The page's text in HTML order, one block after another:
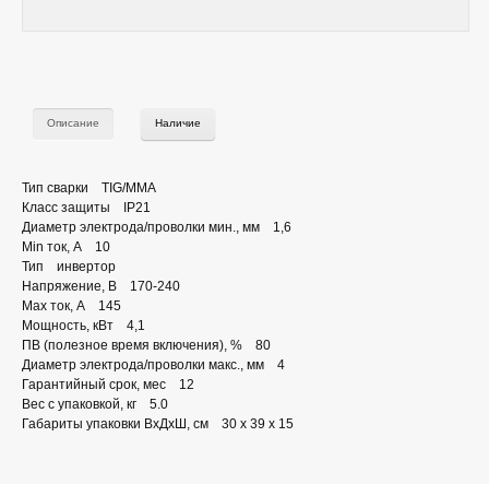
Описание Наличие
Тип сварки TIG/MMA
Класс защиты IP21
Диаметр электрода/проволки мин., мм 1,6
Min ток, А 10
Тип инвертор
Напряжение, В 170-240
Max ток, А 145
Мощность, кВт 4,1
ПВ (полезное время включения), % 80
Диаметр электрода/проволки макс., мм 4
Гарантийный срок, мес 12
Вес с упаковкой, кг 5.0
Габариты упаковки ВхДхШ, см 30 x 39 x 15